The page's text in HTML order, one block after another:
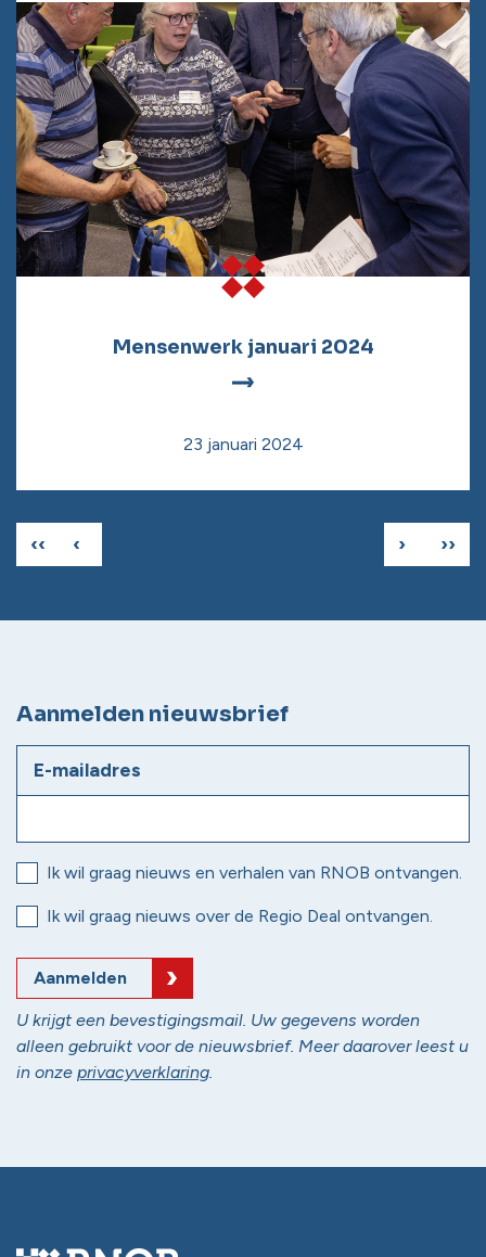
Mensenwerk januari 2024
23 januari 2024
‹‹ ‹ › ››
Aanmelden nieuwsbrief
E-mailadres
Ik wil graag nieuws en verhalen van RNOB ontvangen.
Ik wil graag nieuws over de Regio Deal ontvangen.
Aanmelden
U krijgt een bevestigingsmail. Uw gegevens worden
alleen gebruikt voor de nieuwsbrief. Meer daarover leest u
in onze privacyverklaring.